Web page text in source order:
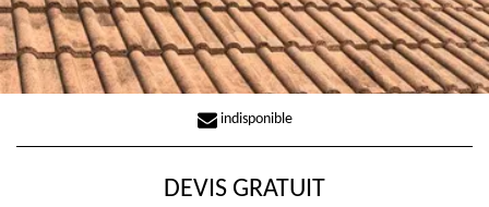
indisponible
DEVIS GRATUIT